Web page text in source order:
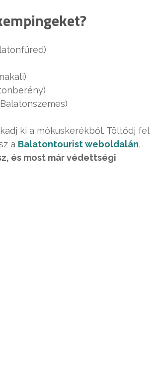
ki a mókuskerékből. Töltődj fel
a Balatontourist weboldalán,
és most már védettségi